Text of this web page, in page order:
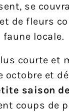
se
de fleurs
locale.
courte et
et
saison
coups de